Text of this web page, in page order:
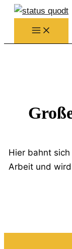
Zum
Inhalt
springen
Hier bahnt
Arbeit und